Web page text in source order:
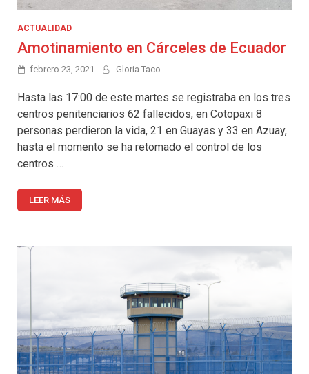
ACTUALIDAD
Amotinamiento en Cárceles de Ecuador
febrero 23, 2021 Gloria Taco
Hasta las 17:00 de este martes se registraba en los tres
centros penitenciarios 62 fallecidos, en Cotopaxi 8
personas perdieron la vida, 21 en Guayas y 33 en Azuay,
hasta el momento se ha retomado el control de los
centros …
LEER MÁS